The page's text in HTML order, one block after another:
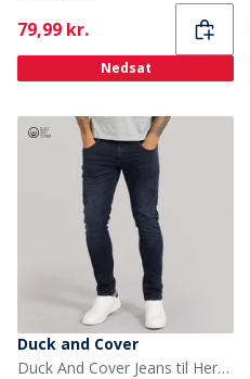
Current
79,99 kr.
Nedsat
Duck and Cover
Duck And Cover Jeans til Herre Maylead Slim Fit Blå Sort